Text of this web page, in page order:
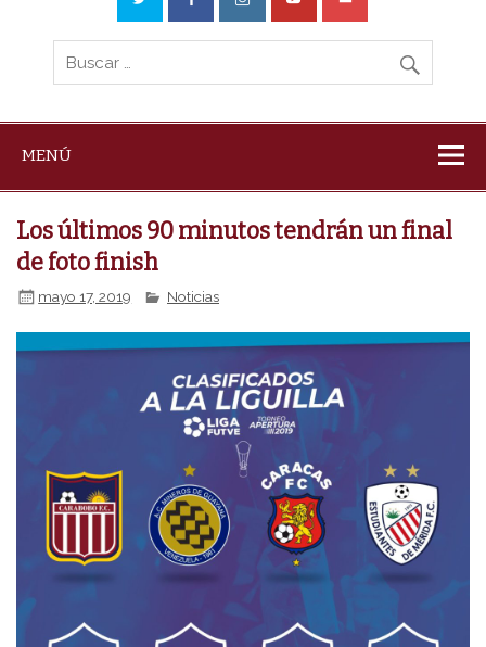
MENÚ
Los últimos 90 minutos tendrán un final
de foto finish
mayo 17, 2019 Noticias